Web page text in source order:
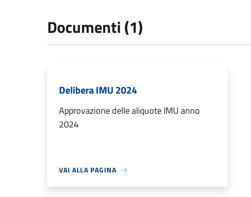
Documenti (1)
Delibera IMU 2024
Approvazione delle aliquote IMU anno
2024
VAI ALLA PAGINA